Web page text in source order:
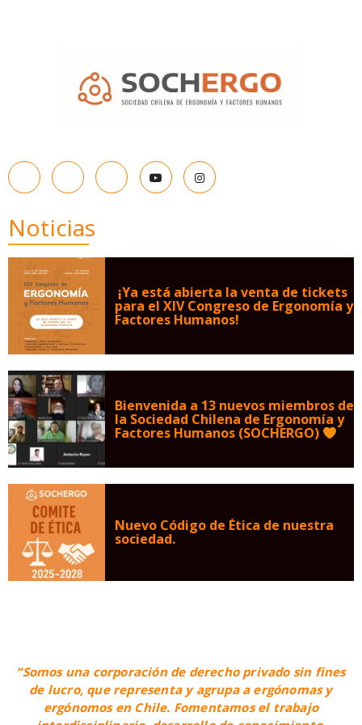
Noticias
¡Ya está abierta la venta de tickets
para el XIV Congreso de Ergonomía y
Factores Humanos!
Bienvenida a 13 nuevos miembros de
la Sociedad Chilena de Ergonomía y
Factores Humanos (SOCHERGO)
Nuevo Código de Ética de nuestra
sociedad.
“Somos una corporación de derecho privado sin fines
de lucro, que representa y agrupa a ergónomas y
ergónomos en Chile. Fomentamos el trabajo